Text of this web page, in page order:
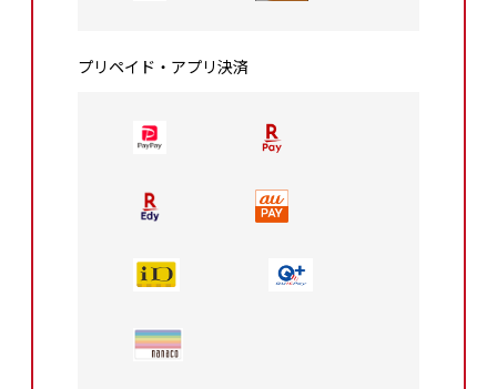
プリペイド・アプリ決済